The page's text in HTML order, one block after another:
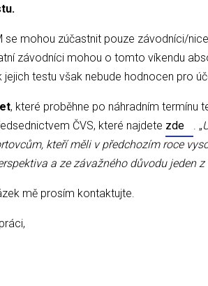
se mohou zúčastnit pouze závodníci/
závodníci mohou o tomto víkendu
testu však nebude hodnocen pro
, které proběhne po náhradním
ČVS, které najdete zde . „
kteří měli v předchozím roce
a ze závažného důvodu jeden z
mě prosím kontaktujte.